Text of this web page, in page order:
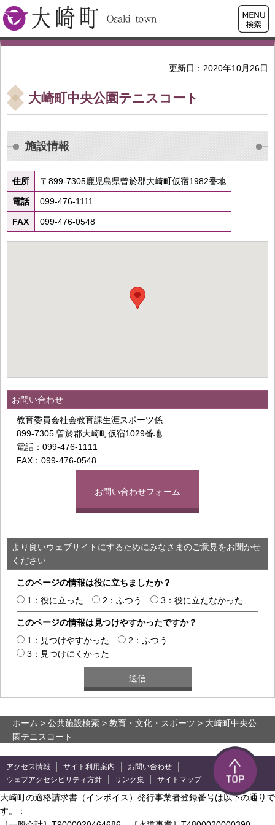
大崎町
検索・
共通メ
ニュー
更新日：2020年10月26日
大崎町中央公園テニスコート
施設情報
住所 〒899-7305鹿児島県曽於郡大崎町仮宿1982番地
電話 099-476-1111
FAX 099-476-0548
お問い合わせ
教育委員会社会教育課生涯スポーツ係
899-7305 曽於郡大崎町仮宿1029番地
電話：099-476-1111
FAX：099-476-0548
お問い合わせフォーム
より良いウェブサイトにするためにみなさまのご意見をお聞かせ
ください
このページの情報は役に立ちましたか？
1：役に立った
2：ふつう 3：役に立たなかった
このページの情報は見つけやすかったですか？
1：見つけやすかった
2：ふつう
3：見つけにくかった
ホーム > 公共施設検索 > 教育・文化・スポーツ > 大崎町中央公
園テニスコート
アクセス情報 サイト利用案内
お問い合わせ
ウェブアクセシビリティ方針
リンク集 サイトマップ
大崎町の適格請求書（インボイス）発行事業者登録番号は以下の通りで
す。：